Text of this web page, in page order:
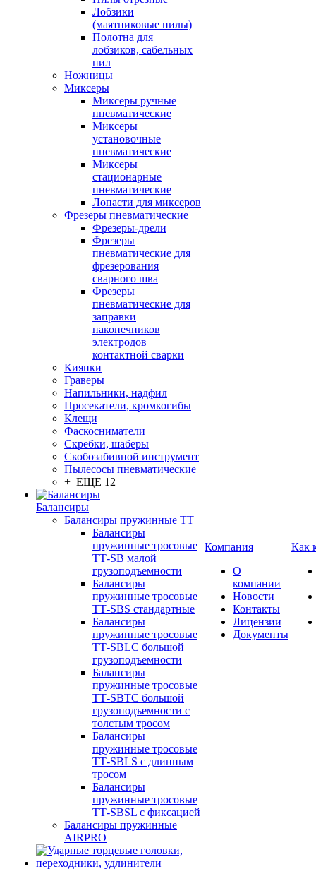
Лобзики
(маятниковые пилы)
Полотна для
лобзиков, сабельных
пил
Ножницы
Миксеры
Миксеры ручные
пневматические
Миксеры
установочные
пневматические
Миксеры
стационарные
пневматические
Лопасти для миксеров
Фрезеры пневматические
Фрезеры-дрели
Фрезеры
пневматические для
фрезерования
сварного шва
Фрезеры
пневматические для
заправки
наконечников
электродов
контактной сварки
Киянки
Граверы
Напильники, надфил
Просекатели, кромкогибы
Клещи
Фаскосниматели
Скребки, шаберы
Скобозабивной инструмент
Пылесосы пневматические
+ ЕЩЕ 12
Балансиры
Балансиры пружинные TT
Балансиры
пружинные тросовые
ТТ-SB малой
грузоподъемности
Балансиры
пружинные тросовые
ТТ-SBS стандартные
Балансиры
пружинные тросовые
ТТ-SBLC большой
грузоподъемности
Балансиры
пружинные тросовые
ТТ-SBTC большой
грузоподъемности с
толстым тросом
Балансиры
пружинные тросовые
ТТ-SBLS с длинным
тросом
Балансиры
пружинные тросовые
ТТ-SBSL с фиксацией
Балансиры пружинные
AIRPRO
Компания
О
компании
Новости
Контакты
Лицензии
Документы
Как